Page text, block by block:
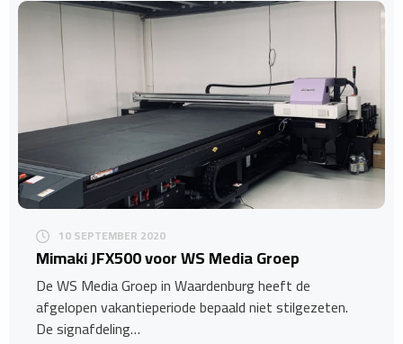
10 SEPTEMBER 2020
Mimaki JFX500 voor WS Media Groep
De WS Media Groep in Waardenburg heeft de
afgelopen vakantieperiode bepaald niet stilgezeten.
De signafdeling…